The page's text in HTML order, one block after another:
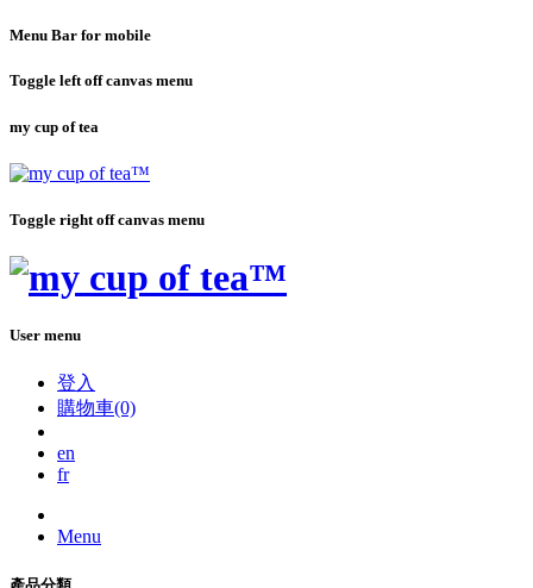
Menu Bar for mobile
Toggle left off canvas menu
my cup of tea
Toggle right off canvas menu
User menu
登入
購物車(0)
en
fr
Menu